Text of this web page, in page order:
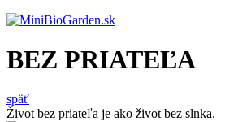
BEZ PRIATEĽA
späť
Život bez priateľa je ako život bez slnka.